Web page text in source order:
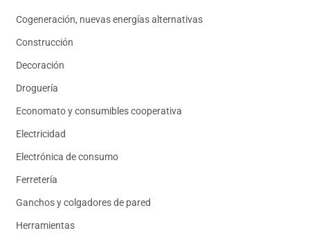
Cogeneración, nuevas energías alternativas
Construcción
Decoración
Droguería
Economato y consumibles cooperativa
Electricidad
Electrónica de consumo
Ferretería
Ganchos y colgadores de pared
Herramientas